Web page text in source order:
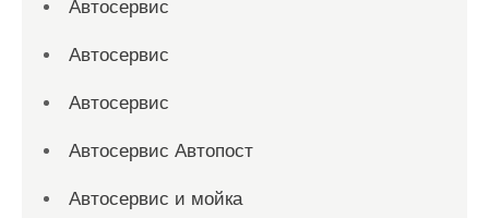
Автосервис
Автосервис
Автосервис
Автосервис Автопост
Автосервис и мойка